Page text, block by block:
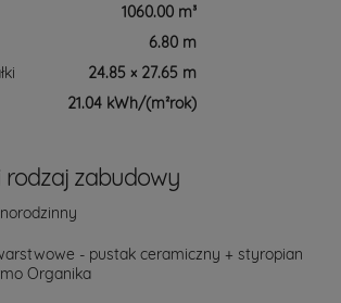
1060.00 m³
6.80 m
24.85 × 27.65 m
21.04 kWh/(m²rok)
rodzaj zabudowy
- pustak ceramiczny + styropian
Organika